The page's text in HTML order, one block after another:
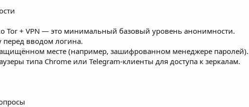
Tor + VPN — это минимальный базовый уровень анонимности.
перед вводом логина.
месте (например, зашифрованном менеджере паролей).
типа Chrome или Telegram-клиенты для доступа к зеркалам.